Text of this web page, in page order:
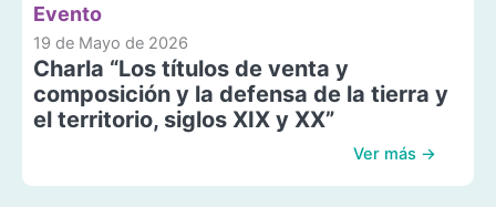
Evento
19 de Mayo de 2026
Charla “Los títulos de venta y
composición y la defensa de la tierra y
el territorio, siglos XIX y XX”
Ver más →